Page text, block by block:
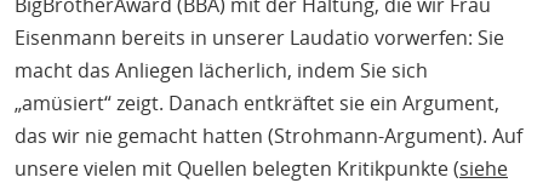
Eisenmann bereits in unserer Laudatio vorwerfen: Sie
macht das Anliegen lächerlich, indem Sie sich
„amüsiert“ zeigt. Danach entkräftet sie ein Argument,
das wir nie gemacht hatten (Strohmann-Argument). Auf
unsere vielen mit Quellen belegten Kritikpunkte (siehe